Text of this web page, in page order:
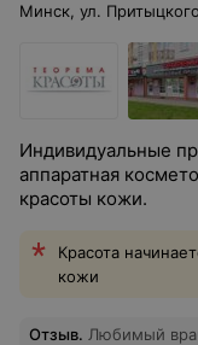
Минск, ул.
Индивидуальные
аппаратная
красоты кожи.
Красота
кожи
Отзыв. Любимый